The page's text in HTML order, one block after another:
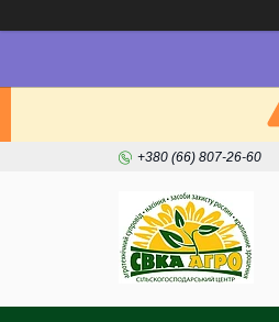
+380 (66) 807-26-60